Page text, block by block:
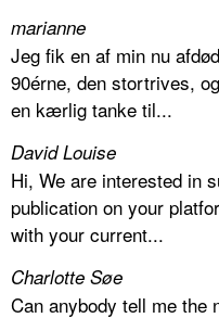
marianne
Jeg fik en af min nu
90érne, den stortrives,
en kærlig tanke til...
David Louise
Hi, We are interested in
publication on your
with your current...
Charlotte Søe
Can anybody tell me the